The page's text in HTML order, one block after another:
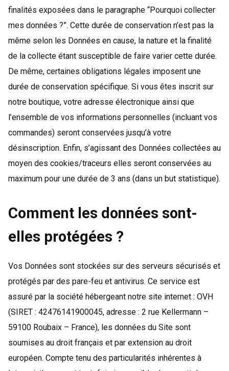
finalités exposées dans le paragraphe “Pourquoi collecter
mes données ?”. Cette durée de conservation n’est pas la
même selon les Données en cause, la nature et la finalité
de la collecte étant susceptible de faire varier cette durée.
De même, certaines obligations légales imposent une
durée de conservation spécifique. Si vous êtes inscrit sur
notre boutique, votre adresse électronique ainsi que
l’ensemble de vos informations personnelles (incluant vos
commandes) seront conservées jusqu’à votre
désinscription. Enfin, s’agissant des Données collectées au
moyen des cookies/traceurs elles seront conservées au
maximum pour une durée de 3 ans (dans un but statistique).
Comment les données sont-
elles protégées ?
Vos Données sont stockées sur des serveurs sécurisés et
protégés par des pare-feu et antivirus. Ce service est
assuré par la société hébergeant notre site internet : OVH
(SIRET : 42476141900045, adresse : 2 rue Kellermann –
59100 Roubaix – France), les données du Site sont
soumises au droit français et par extension au droit
européen. Compte tenu des particularités inhérentes à